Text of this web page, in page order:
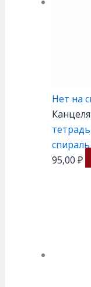
Нет на
спираль
95,00 ₽